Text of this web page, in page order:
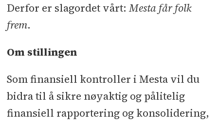
Derfor er slagordet vårt:Mesta får folk
frem.
Om stillingen
Som finansiell kontroller i Mesta vil du
bidra til å sikre nøyaktig og pålitelig
finansiell rapportering og konsolidering,